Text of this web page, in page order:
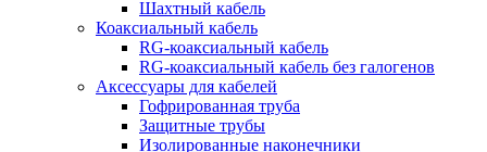
Шахтный кабель
Коаксиальный кабель
RG-коаксиальный кабель
RG-коаксиальный кабель без галогенов
Аксессуары для кабелей
Гофрированная труба
Защитные трубы
Изолированные наконечники